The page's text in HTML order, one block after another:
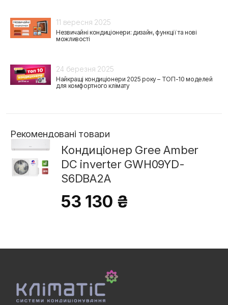
11 вересня 2025
Незвичайні кондиціонери: дизайн, функції та нові
можливості
24 березня 2025
Найкращі кондиціонери 2025 року – ТОП-10 моделей
для комфортного клімату
Рекомендовані товари
Кондиціонер Gree Amber
DC inverter GWH09YD-
S6DBA2A
53 130 ₴